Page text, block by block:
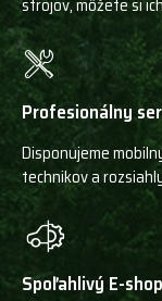
strojov, môžete si
Profesionálny
Disponujeme
technikov a
Spoľahlivý E-shop